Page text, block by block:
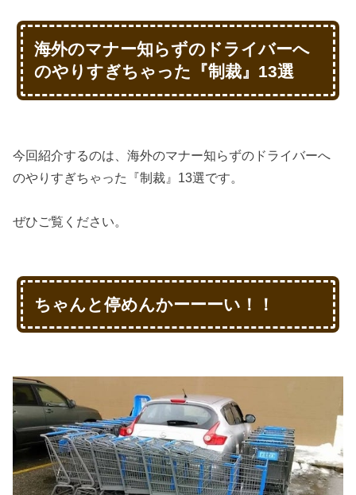
海外のマナー知らずのドライバーへ
のやりすぎちゃった『制裁』13選
今回紹介するのは、海外のマナー知らずのドライバーへ
のやりすぎちゃった『制裁』13選です。
ぜひご覧ください。
ちゃんと停めんかーーーい！！